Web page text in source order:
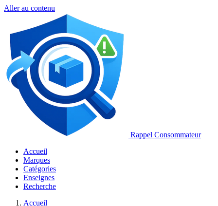
Aller au contenu
Rappel Consommateur
Accueil
Marques
Catégories
Enseignes
Recherche
Accueil